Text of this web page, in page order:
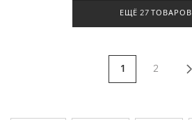
ЕЩЁ 27 ТОВАРОВ
1 2